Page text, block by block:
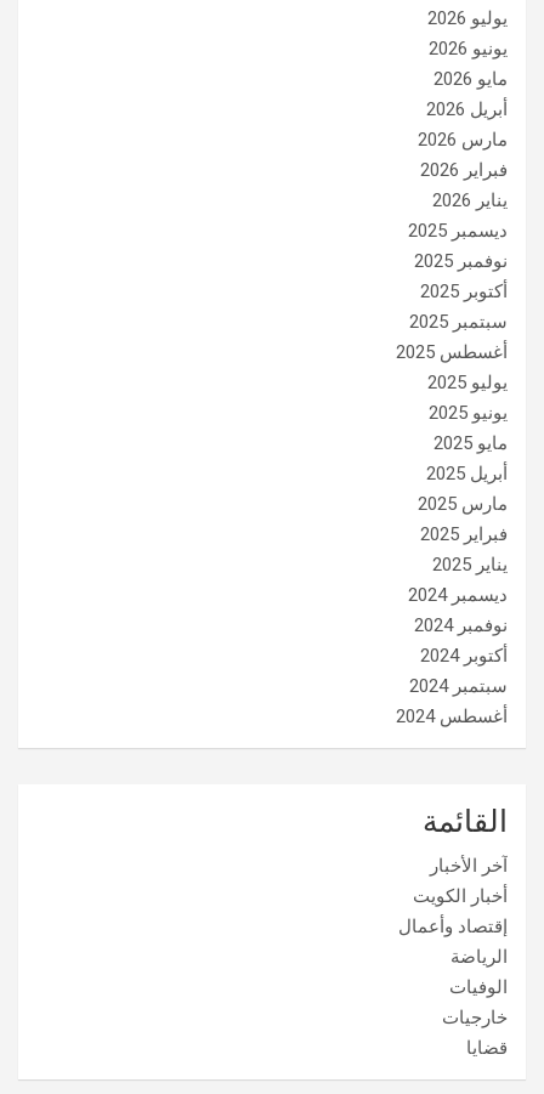
يوليو 2026
يونيو 2026
مايو 2026
أبريل 2026
مارس 2026
فبراير 2026
يناير 2026
ديسمبر 2025
نوفمبر 2025
أكتوبر 2025
سبتمبر 2025
أغسطس 2025
يوليو 2025
يونيو 2025
مايو 2025
أبريل 2025
مارس 2025
فبراير 2025
يناير 2025
ديسمبر 2024
نوفمبر 2024
أكتوبر 2024
سبتمبر 2024
أغسطس 2024
القائمة
آخر الأخبار
أخبار الكويت
إقتصاد وأعمال
الرياضة
الوفيات
خارجيات
قضايا